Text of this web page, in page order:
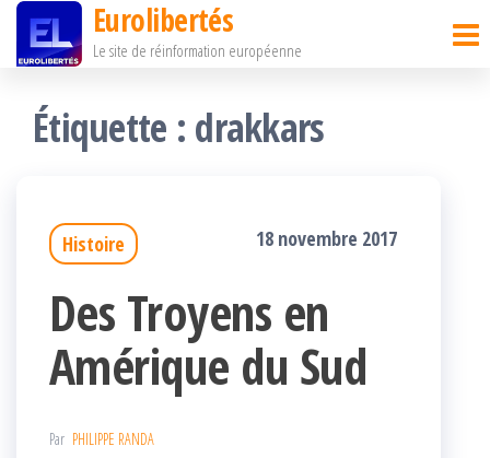
Passer
contenu
Eurolibertés
Le site de réinformation européenne
Étiquette : drakkars
Histoire 18 novembre 2017
Des Troyens en
Amérique du Sud
Par PHILIPPE RANDA